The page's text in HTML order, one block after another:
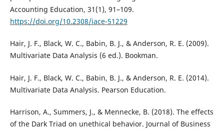
Accounting Education, 31(1), 91–109.
https://doi.org/10.2308/iace-51229
Hair, J. F., Black, W. C., Babin, B. J., & Anderson, R. E. (2009).
Multivariate Data Analysis (6 ed.). Bookman.
Hair, J. F., Black, W. C., Babin, B. J., & Anderson, R. E. (2014).
Multivariate Data Analysis. Pearson Education.
Harrison, A., Summers, J., & Mennecke, B. (2018). The effects
of the Dark Triad on unethical behavior. Journal of Business